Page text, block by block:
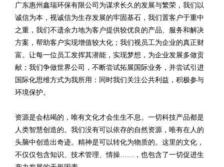
广东惠州鑫瑞环保有限公司为谋求长久的发展与繁荣，我们以
诚信为本，视诚信为生存发展的牢固基石，我们置客户于重中
之重，我们不遗余力地为客户提供较优良的产品、服务和解决
方案，帮助客户实现增值较大化；我们视员工为企业的真正财
富。让每一位员工发挥其潜能，实现梦想，为企业发展多做贡
献；我们争做世界公司，不断尝试拓展国际业务，并尝试引进
国际化思维方式为我所用：同时我们关注公共利益，积极参与
环境保护。
资源是会枯竭的，唯有文化才会生生不息。一切科技产品都是
人类智慧创造的。我们没有可以依存的自然资源，唯有在人的
头脑中创造出奇迹。精神是可以转化为物质的。这里的文化，
不仅仅包含知识、技术管理、情操……，也包含了一切促进生